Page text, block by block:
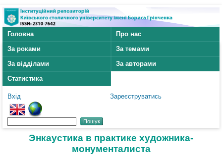
Головна
Про нас
За роками
За темами
За відділами
За авторами
Статистика
Вхід Зареєструватись
Энкаустика в практике художника-
монументалиста